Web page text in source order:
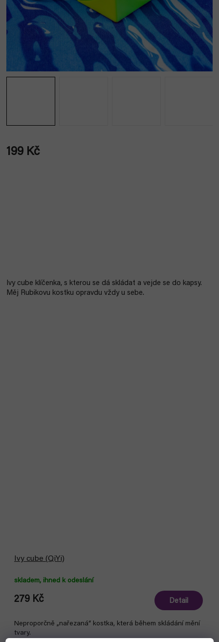
199 Kč
Ivy cube klíčenka, s kterou se dá skládat a vejde se do kapsy.
Měj Rubikovu kostku opravdu vždy u sebe.
Ivy cube (QiYi)
skladem, ihned k odeslání
279 Kč Detail
Neproporčně „nařezaná“ kostka, která během skládání mění
tvary.